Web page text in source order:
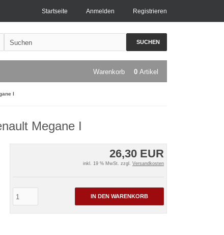
Registrieren
Anmelden
Startseite
SUCHEN
Warenkorb 0 Artikel
I
Megane I
26,30 EUR
inkl. 19 % MwSt. zzgl. Versandkosten
IN DEN WARENKORB